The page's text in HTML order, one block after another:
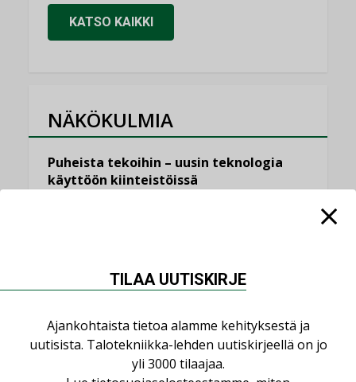
KATSO KAIKKI
NÄKÖKULMIA
Puheista tekoihin – uusin teknologia
käyttöön kiinteistöissä
Yli miljoona kotia on vailla toimivaa
KOLUMNI
Miten varmistetaan EPD-dokumenteista
saatavien tietojen vertailukelpoisuus?
TILAA UUTISKIRJE
Ajankohtaista tietoa alamme kehityksestä ja
uutisista. Talotekniikka-lehden uutiskirjeellä on jo
yli 3000 tilaajaa.